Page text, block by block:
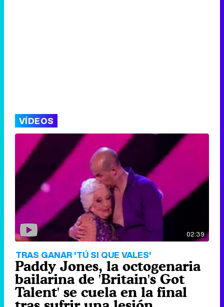
VÍDEOS
02:39
TRAS GANAR 'TÚ SI QUE VALES'
Paddy Jones, la octogenaria
bailarina de 'Britain's Got
Talent' se cuela en la final